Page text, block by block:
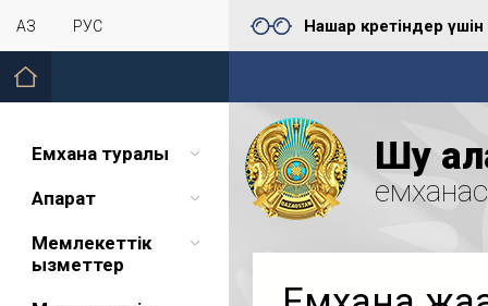
ҚАЗ РУС Нашар көретіндер үшін
Емхана туралы
Ақпарат
Мемлекеттік
қызметтер
Шу